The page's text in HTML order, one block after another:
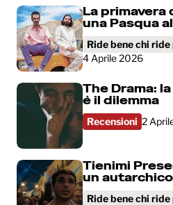
La primavera
una Pasqua
Ride bene chi ride
4 Aprile 2026
The Drama:
è il dilemma
Recensioni 2
Tienimi
un autarchico
Ride bene chi ride